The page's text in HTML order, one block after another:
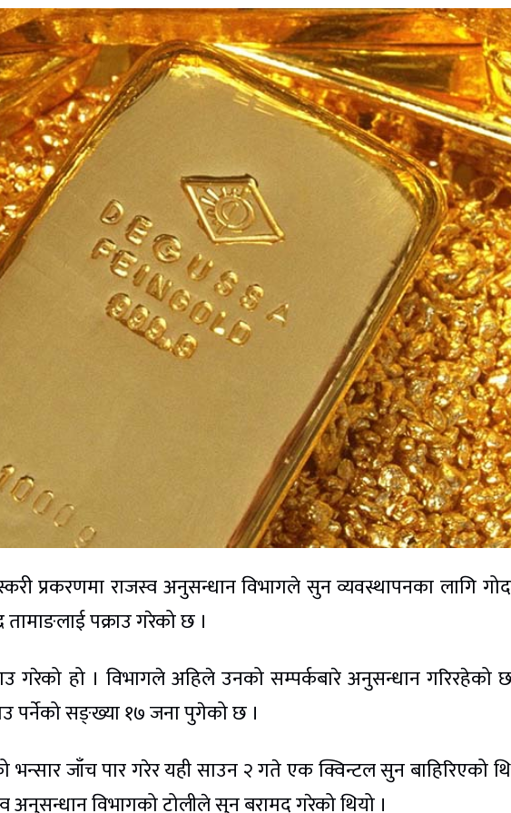
प्रकरणमा राजस्व अनुसन्धान विभागले सुन व्यवस्थापनका लागि
पक्राउ गरेको छ ।
गरेको हो । विभागले अहिले उनको सम्पर्कबारे अनुसन्धान गरिरहेको
पर्नेको सङ्ख्या १७ जना पुगेको छ ।
भन्सार जाँच पार गरेर यही साउन २ गते एक क्विन्टल सुन बाहिरिएको
अनुसन्धान विभागको टोलीले सुन बरामद गरेको थियो ।